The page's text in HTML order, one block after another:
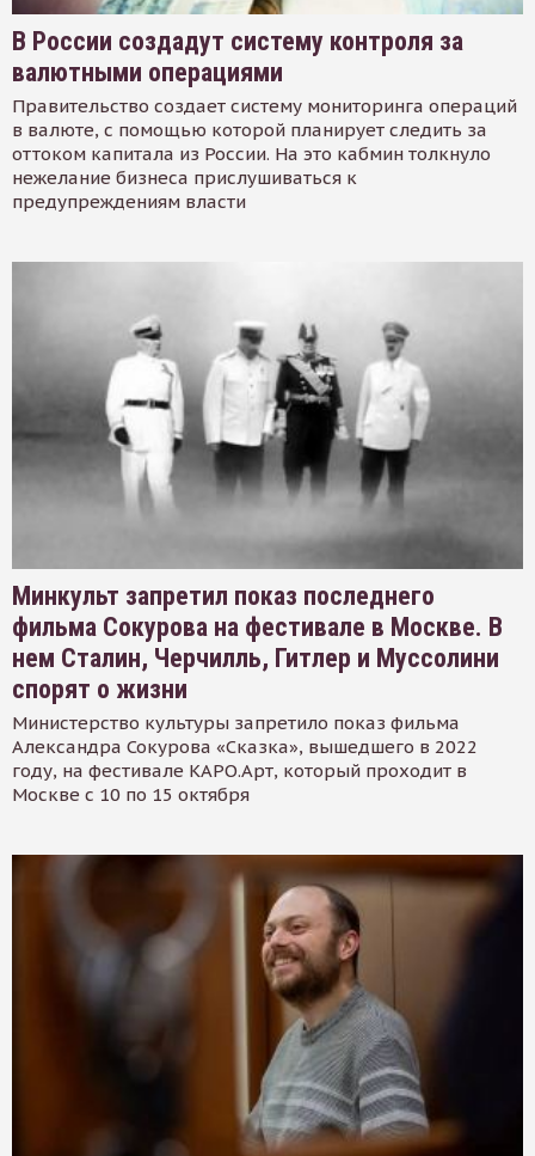
В России создадут систему контроля за
валютными операциями
Правительство создает систему мониторинга операций
в валюте, с помощью которой планирует следить за
оттоком капитала из России. На это кабмин толкнуло
нежелание бизнеса прислушиваться к
предупреждениям власти
Минкульт запретил показ последнего
фильма Сокурова на фестивале в Москве. В
нем Сталин, Черчилль, Гитлер и Муссолини
спорят о жизни
Министерство культуры запретило показ фильма
Александра Сокурова «Сказка», вышедшего в 2022
году, на фестивале КАРО.Арт, который проходит в
Москве с 10 по 15 октября